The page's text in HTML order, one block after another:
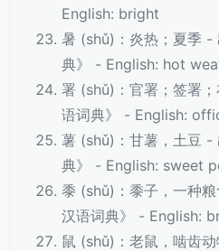
English: bright
暑 (shǔ)：炎热；夏季 -
典》 - English: hot
署 (shǔ)：官署；签署
语词典》 - English:
薯 (shǔ)：甘薯，土豆 -
典》 - English: sweet
黍 (shǔ)：黍子，一种
汉语词典》 - English:
鼠 (shǔ)：老鼠，啮齿